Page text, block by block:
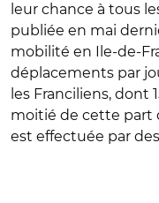
leur chance à tous
publiée en mai
mobilité en Ile-de-
déplacements par
les Franciliens, dont
moitié de cette part
est effectuée par